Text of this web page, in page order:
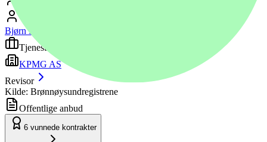
Bjørn Erik Martinsen
Tjenesteytere
KPMG AS
Revisor
Kilde: Brønnøysundregistrene
Offentlige anbud
6 vunnede kontrakter